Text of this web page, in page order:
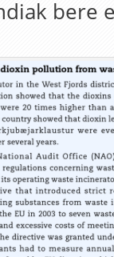
bere